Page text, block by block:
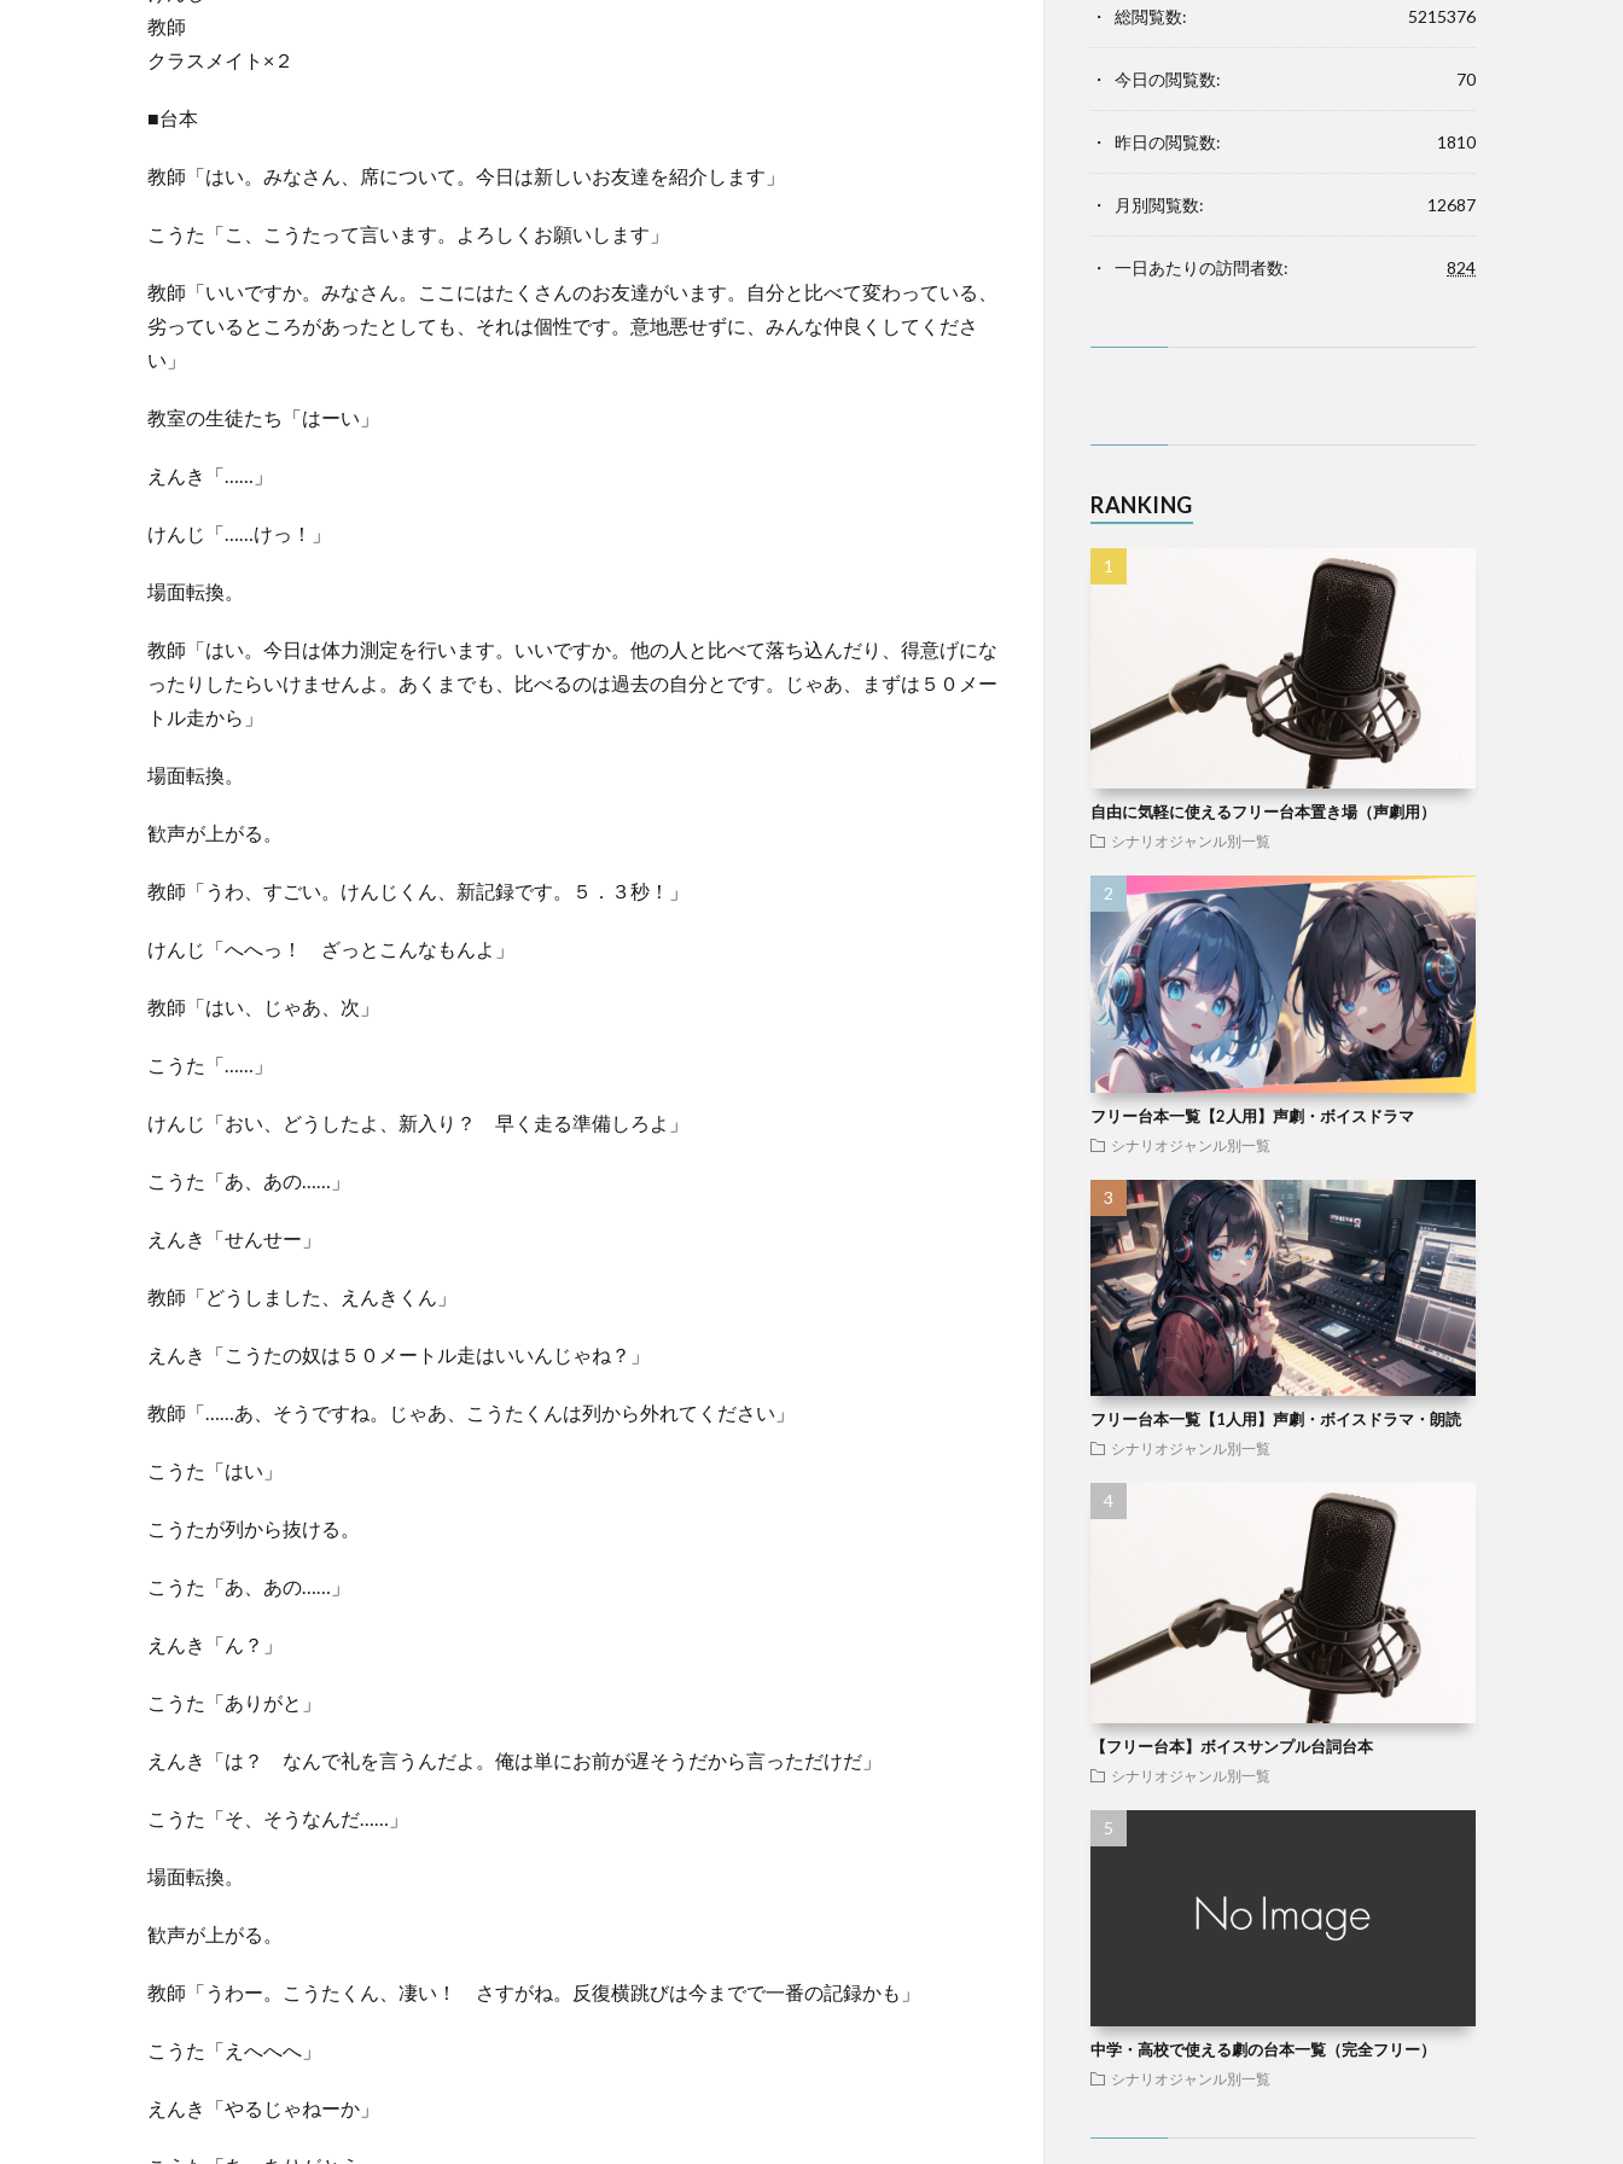
教師
クラスメイト×２
■台本
教師「はい。みなさん、席について。今日は新しいお友達を紹介します」
こうた「こ、こうたって言います。よろしくお願いします」
教師「いいですか。みなさん。ここにはたくさんのお友達がいます。自分と比べて変わっている、
劣っているところがあったとしても、それは個性です。意地悪せずに、みんな仲良くしてくださ
い」
教室の生徒たち「はーい」
えんき「……」
けんじ「……けっ！」
場面転換。
教師「はい。今日は体力測定を行います。いいですか。他の人と比べて落ち込んだり、得意げにな
ったりしたらいけませんよ。あくまでも、比べるのは過去の自分とです。じゃあ、まずは５０メー
トル走から」
場面転換。
歓声が上がる。
教師「うわ、すごい。けんじくん、新記録です。５．３秒！」
けんじ「へへっ！ ざっとこんなもんよ」
教師「はい、じゃあ、次」
こうた「……」
けんじ「おい、どうしたよ、新入り？ 早く走る準備しろよ」
こうた「あ、あの……」
えんき「せんせー」
教師「どうしました、えんきくん」
えんき「こうたの奴は５０メートル走はいいんじゃね？」
教師「……あ、そうですね。じゃあ、こうたくんは列から外れてください」
こうた「はい」
こうたが列から抜ける。
こうた「あ、あの……」
えんき「ん？」
こうた「ありがと」
えんき「は？ なんで礼を言うんだよ。俺は単にお前が遅そうだから言っただけだ」
こうた「そ、そうなんだ……」
場面転換。
歓声が上がる。
教師「うわー。こうたくん、凄い！ さすがね。反復横跳びは今までで一番の記録かも」
こうた「えへへへ」
えんき「やるじゃねーか」
5215376
総閲覧数:
70
今日の閲覧数:
1810
昨日の閲覧数:
12687
月別閲覧数:
824
一日あたりの訪問者数:
RANKING
自由に気軽に使えるフリー台本置き場（声劇用）
シナリオジャンル別一覧
フリー台本一覧【2人用】声劇・ボイスドラマ
シナリオジャンル別一覧
フリー台本一覧【1人用】声劇・ボイスドラマ・朗読
シナリオジャンル別一覧
【フリー台本】ボイスサンプル台詞台本
シナリオジャンル別一覧
中学・高校で使える劇の台本一覧（完全フリー）
シナリオジャンル別一覧